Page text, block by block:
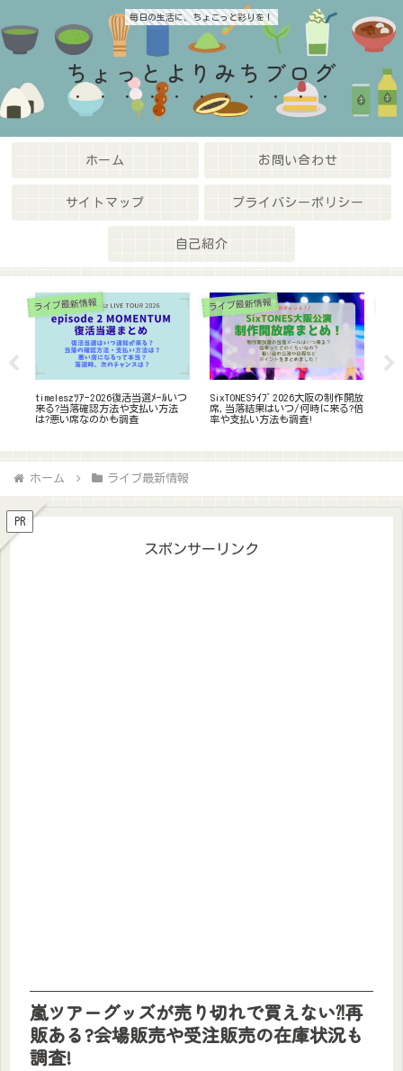
毎日の生活に、ちょこっと彩りを！
ちょっとよりみちブログ
ホーム お問い合わせ
サイトマップ プライバシーポリシー
自己紹介
座席表と見え方
福岡ドームの座席表とゲート,見え
方まとめ!双眼鏡おすすめｱﾘｰﾅ/ｽﾀ
ﾝﾄﾞ別に紹介【ﾗｲﾌﾞ/ｺﾝｻｰﾄ】
座席表と見え方
国立代々木競技場のﾗｲﾌﾞ座席表と
見え方を解説!駐車場やｷｬﾊﾟ,ｱｸｾｽ
についても!
ホーム ライブ最新情報
PR
スポンサーリンク
嵐ツアーグッズが売り切れで買えない⁈再
販ある?会場販売や受注販売の在庫状況も
調査!